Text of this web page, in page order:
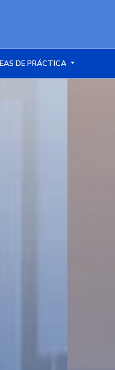
DE PRÁCTICA